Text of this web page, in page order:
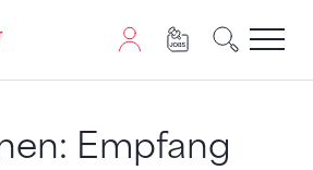
Seite wird JavaScript benötigt.
Empfang